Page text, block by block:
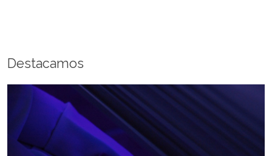
Destacamos